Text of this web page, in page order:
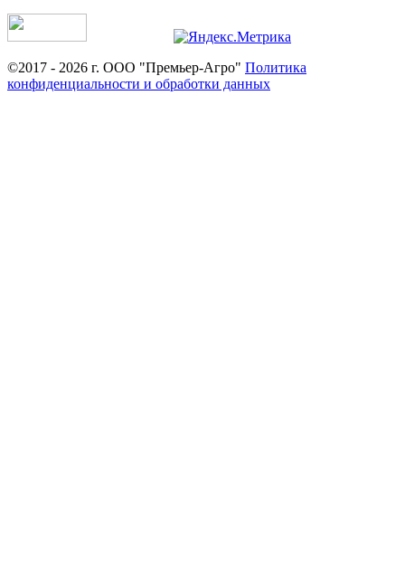
©2017 - 2026 г. ООО "Премьер-Агро" Политика
конфиденциальности и обработки данных